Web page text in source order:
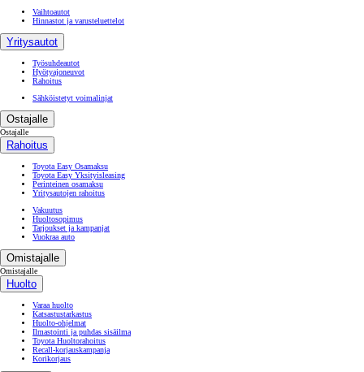
Vaihtoautot
Hinnastot ja varusteluettelot
Yritysautot
Työsuhdeautot
Hyötyajoneuvot
Rahoitus
Sähköistetyt voimalinjat
Ostajalle
Ostajalle
Rahoitus
Toyota Easy Osamaksu
Toyota Easy Yksityisleasing
Perinteinen osamaksu
Yritysautojen rahoitus
Vakuutus
Huoltosopimus
Tarjoukset ja kampanjat
Vuokraa auto
Omistajalle
Omistajalle
Huolto
Varaa huolto
Katsastustarkastus
Huolto-ohjelmat
Ilmastointi ja puhdas sisäilma
Toyota Huoltorahoitus
Recall-korjauskampanja
Korikorjaus